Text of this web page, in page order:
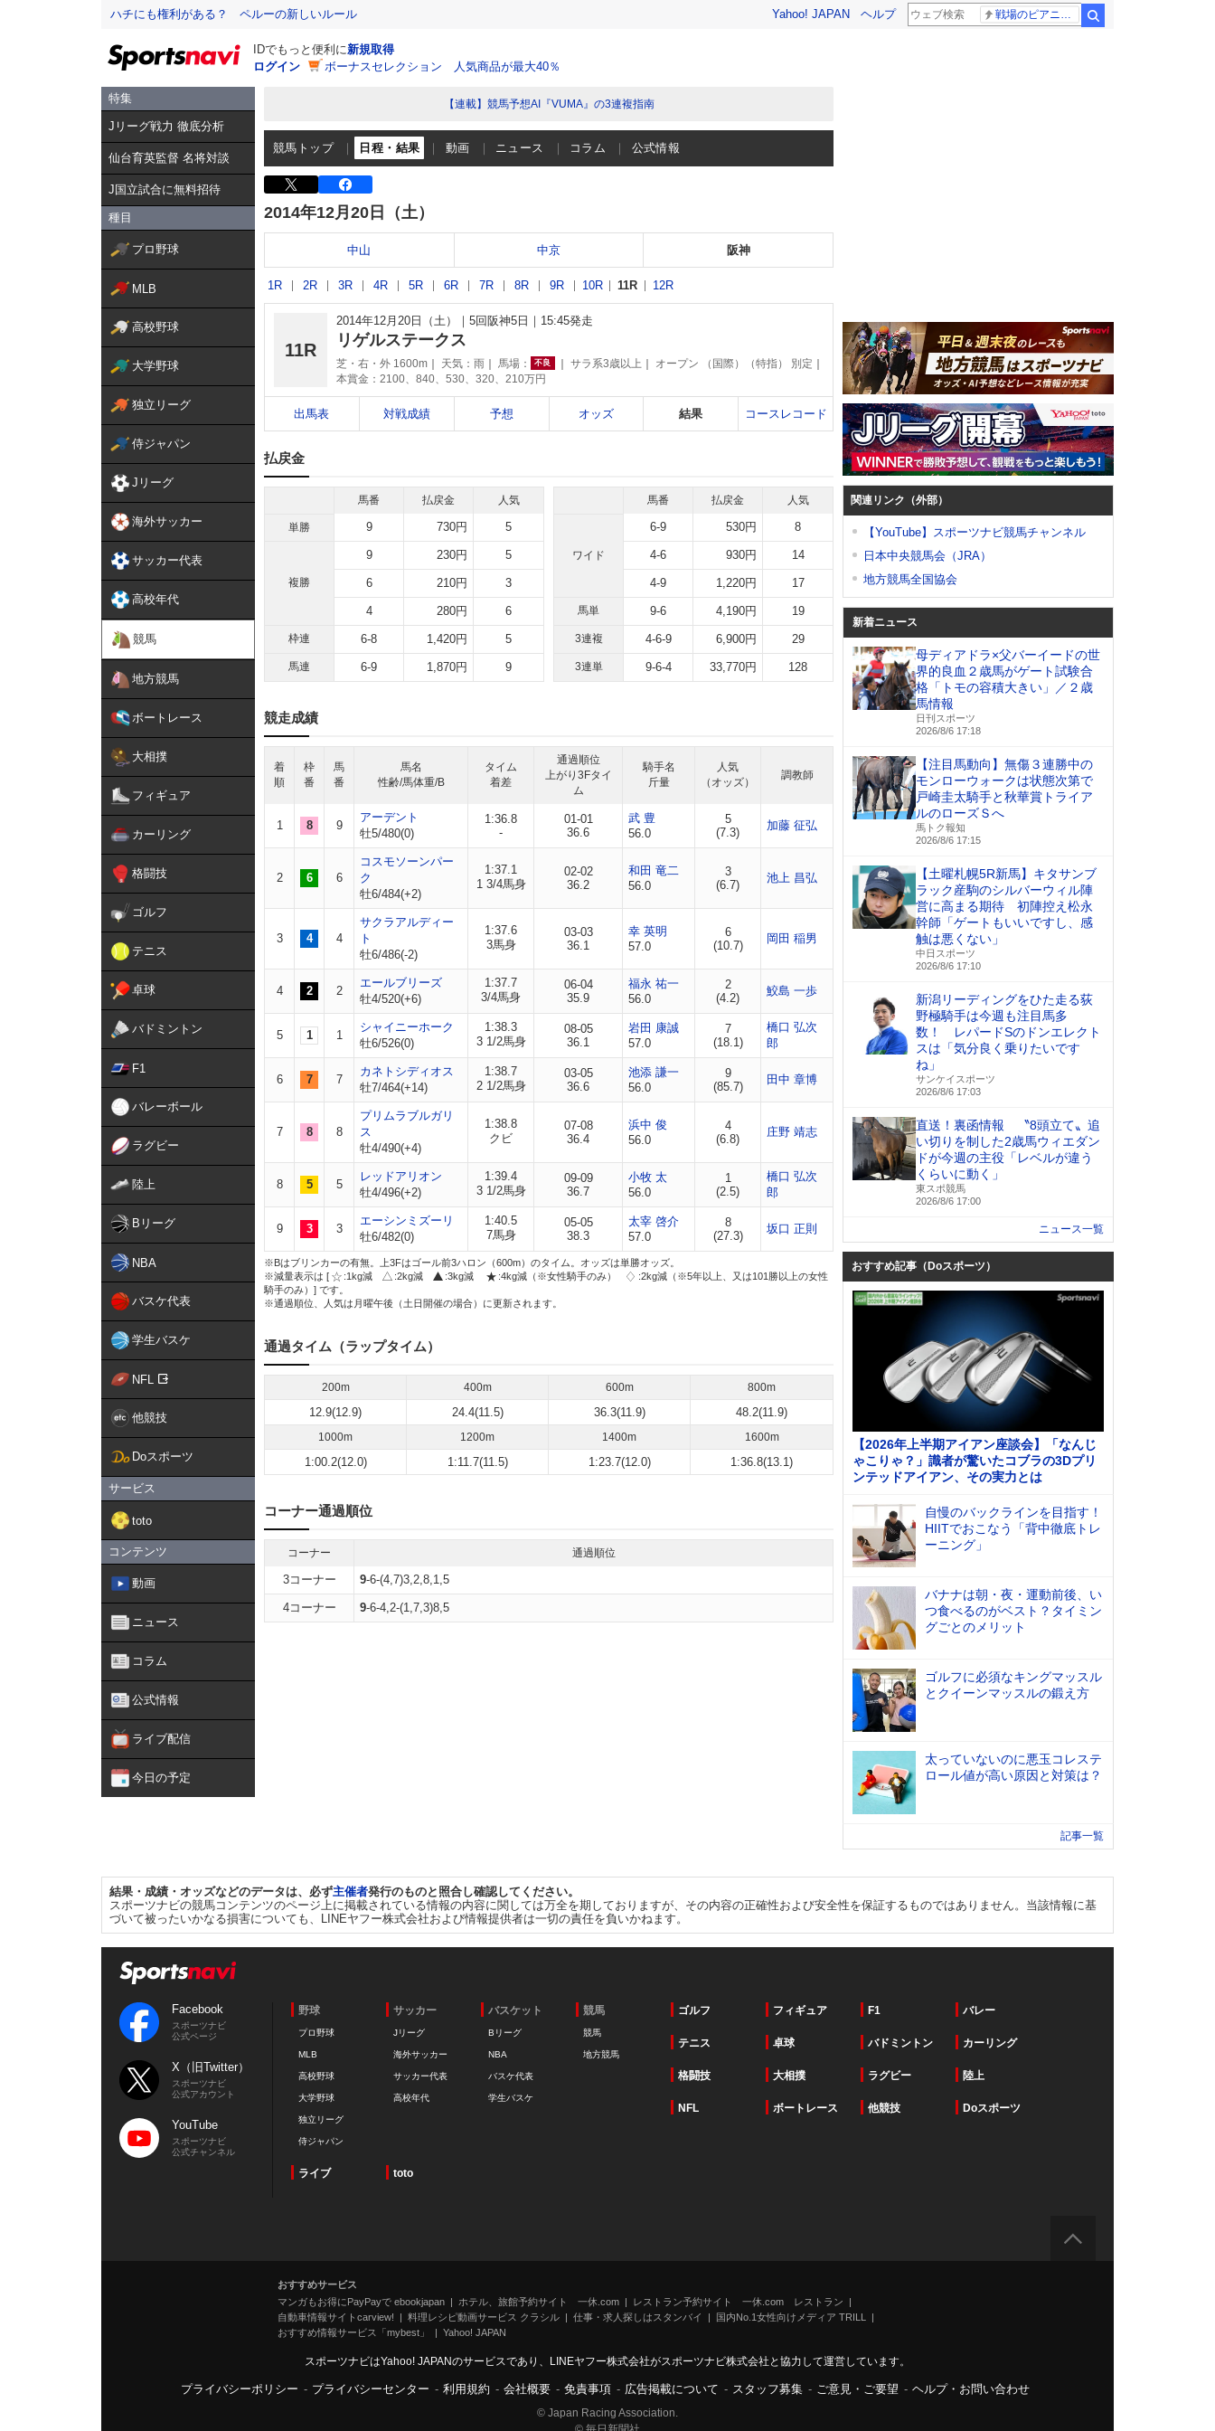
ハチにも権利がある？ ペルーの新しいルール Yahoo! JAPAN ヘルプ
IDでもっと便利に新規取得
ログイン
ボーナスセレクション 人気商品が最大40％
特集
Jリーグ戦力 徹底分析
仙台育英監督 名将対談
J国立試合に無料招待
種目
プロ野球
MLB
高校野球
大学野球
独立リーグ
侍ジャパン
Jリーグ
海外サッカー
サッカー代表
高校年代
競馬
地方競馬
ボートレース
大相撲
フィギュア
カーリング
格闘技
ゴルフ
テニス
卓球
バドミントン
F1
バレーボール
ラグビー
陸上
Bリーグ
NBA
バスケ代表
学生バスケ
NFL
他競技
Doスポーツ
サービス
toto
コンテンツ
動画
ニュース
コラム
公式情報
ライブ配信
今日の予定
【連載】競馬予想AI『VUMA』の3連複指南
競馬トップ 日程・結果 動画 ニュース コラム 公式情報
2014年12月20日（土）
中山 中京 阪神
1R 2R 3R 4R 5R 6R 7R 8R 9R 10R 11R 12R
11R
2014年12月20日（土） 5回阪神5日 15:45発走
リゲルステークス
芝・右・外 1600m 天気： 雨 馬場： 不良 サラ系3歳以上
オープン （国際）（特指） 別定
本賞金：2100、840、530、320、210万円
出馬表 対戦成績 予想 オッズ 結果 コースレコード
払戻金
馬番 払戻金 人気
単勝 9 730円 5
複勝
9 230円 5
6 210円 3
4 280円 6
枠連 6-8 1,420円 5
馬連 6-9 1,870円 9
馬番 払戻金 人気
ワイド
6-9 530円 8
4-6 930円 14
4-9 1,220円 17
馬単 9-6 4,190円 19
3連複 4-6-9 6,900円 29
3連単 9-6-4 33,770円 128
競走成績
着
順
枠
番
馬
番
馬名
性齢/馬体重/B
タイム
着差
通過順位
上がり3Fタイ
ム
騎手名
斤量
人気
（オッズ）
調教師
1 8 9
アーデント
牡5/480(0)
1:36.8
-
01-01
36.6
武 豊
56.0
5
(7.3)
加藤 征弘
2 6 6
コスモソーンパー
ク
牡6/484(+2)
1:37.1
1 3/4馬身
02-02
36.2
和田 竜二
56.0
3
(6.7)
池上 昌弘
3 4 4
サクラアルディー
ト
牡6/486(-2)
1:37.6
3馬身
03-03
36.1
幸 英明
57.0
6
(10.7)
岡田 稲男
4 2 2
エールブリーズ
牡4/520(+6)
1:37.7
3/4馬身
06-04
35.9
福永 祐一
56.0
2
(4.2)
鮫島 一歩
5 1 1
シャイニーホーク
牡6/526(0)
1:38.3
3 1/2馬身
08-05
36.1
岩田 康誠
57.0
7
(18.1)
橋口 弘次
郎
6 7 7
カネトシディオス
牡7/464(+14)
1:38.7
2 1/2馬身
03-05
36.6
池添 謙一
56.0
9
(85.7)
田中 章博
7 8 8
プリムラブルガリ
ス
牡4/490(+4)
1:38.8
クビ
07-08
36.4
浜中 俊
56.0
4
(6.8)
庄野 靖志
8 5 5
レッドアリオン
牡4/496(+2)
1:39.4
3 1/2馬身
09-09
36.7
小牧 太
56.0
1
(2.5)
橋口 弘次
郎
9 3 3
エーシンミズーリ
牡6/482(0)
1:40.5
7馬身
05-05
38.3
太宰 啓介
57.0
8
(27.3)
坂口 正則
※Bはブリンカーの有無。上3Fはゴール前3ハロン（600m）のタイム。オッズは単勝オッズ。
※減量表示は [
:1kg減 :2kg減 :3kg減 :4kg減（※女性騎手のみ）
:2kg減（※5年以上、又は101勝以上の女性
騎手のみ）] です。
※通過順位、人気は月曜午後（土日開催の場合）に更新されます。
通過タイム（ラップタイム）
200m 400m 600m 800m
12.9(12.9) 24.4(11.5) 36.3(11.9) 48.2(11.9)
1000m 1200m 1400m 1600m
1:00.2(12.0) 1:11.7(11.5) 1:23.7(12.0) 1:36.8(13.1)
コーナー通過順位
コーナー 通過順位
3コーナー 9-6-(4,7)3,2,8,1,5
4コーナー 9-6-4,2-(1,7,3)8,5
関連リンク（外部）
【YouTube】スポーツナビ競馬チャンネル
日本中央競馬会（JRA）
地方競馬全国協会
新着ニュース
母ディアドラ×父バーイードの世
界的良血２歳馬がゲート試験合
格「トモの容積大きい」／２歳
馬情報
日刊スポーツ
2026/8/6 17:18
【注目馬動向】無傷３連勝中の
モンローウォークは状態次第で
戸崎圭太騎手と秋華賞トライア
ルのローズＳへ
馬トク報知
2026/8/6 17:15
【土曜札幌5R新馬】キタサンブ
ラック産駒のシルバーウィル陣
営に高まる期待 初陣控え松永
幹師「ゲートもいいですし、感
触は悪くない」
中日スポーツ
2026/8/6 17:10
新潟リーディングをひた走る荻
野極騎手は今週も注目馬多
数！ レパードSのドンエレクト
スは「気分良く乗りたいです
ね」
サンケイスポーツ
2026/8/6 17:03
直送！裏函情報 〝8頭立て〟追
い切りを制した2歳馬ウィエダン
ドが今週の主役「レベルが違う
くらいに動く」
東スポ競馬
2026/8/6 17:00
ニュース一覧
おすすめ記事（Doスポーツ）
【2026年上半期アイアン座談会】「なんじ
ゃこりゃ？」識者が驚いたコブラの3Dプリ
ンテッドアイアン、その実力とは
自慢のバックラインを目指す！
HIITでおこなう「背中徹底トレ
ーニング」
バナナは朝・夜・運動前後、い
つ食べるのがベスト？タイミン
グごとのメリット
ゴルフに必須なキングマッスル
とクイーンマッスルの鍛え方
太っていないのに悪玉コレステ
ロール値が高い原因と対策は？
記事一覧
結果・成績・オッズなどのデータは、必ず主催者発行のものと照合し確認してください。
スポーツナビの競馬コンテンツのページ上に掲載されている情報の内容に関しては万全を期しておりますが、その内容の正確性および安全性を保証するものではありません。当該情報に基
づいて被ったいかなる損害についても、LINEヤフー株式会社および情報提供者は一切の責任を負いかねます。
Facebook
スポーツナビ
公式ページ
X（旧Twitter）
スポーツナビ
公式アカウント
YouTube
スポーツナビ
公式チャンネル
野球
プロ野球
MLB
高校野球
大学野球
独立リーグ
侍ジャパン
サッカー
Jリーグ
海外サッカー
サッカー代表
高校年代
バスケット
Bリーグ
NBA
バスケ代表
学生バスケ
競馬
競馬
地方競馬
ゴルフ フィギュア F1 バレー
テニス 卓球 バドミントン カーリング
格闘技 大相撲 ラグビー 陸上
NFL ボートレース 他競技 Doスポーツ
ライブ toto
おすすめサービス
マンガもお得にPayPayで ebookjapan
ホテル、旅館予約サイト 一休.com
レストラン予約サイト 一休.com レストラン
自動車情報サイトcarview!
料理レシピ動画サービス クラシル 仕事・求人探しはスタンバイ
国内No.1女性向けメディア TRILL
おすすめ情報サービス「mybest」
Yahoo! JAPAN
スポーツナビはYahoo! JAPANのサービスであり、LINEヤフー株式会社がスポーツナビ株式会社と協力して運営しています。
プライバシーポリシー - プライバシーセンター - 利用規約 - 会社概要 - 免責事項 - 広告掲載について - スタッフ募集 - ご意見・ご要望 - ヘルプ・お問い合わせ
© Japan Racing Association.